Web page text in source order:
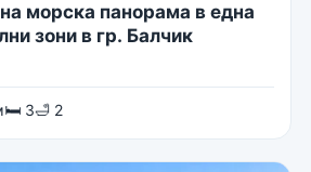
морска панорама в една
зони в гр. Балчик
🛏 3🛁 2